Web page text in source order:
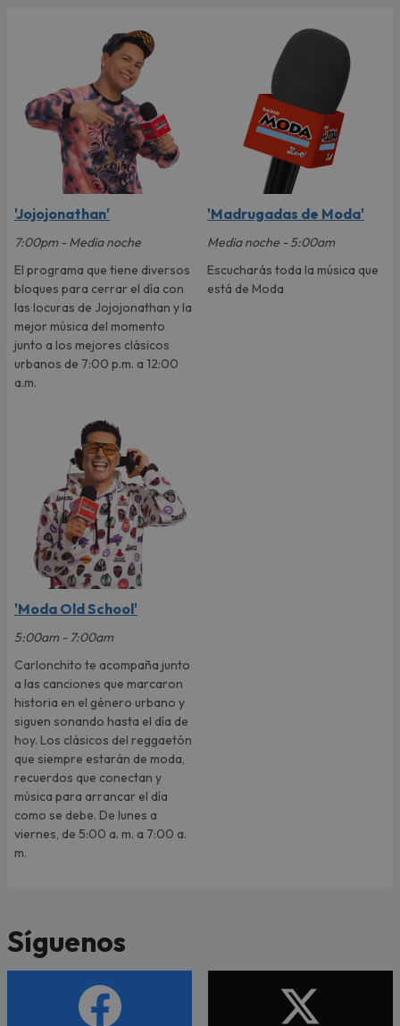
'Jojojonathan'
7:00pm - Media noche
El programa que tiene diversos
bloques para cerrar el día con
las locuras de Jojojonathan y la
mejor música del momento
junto a los mejores clásicos
urbanos de 7:00 p.m. a 12:00
a.m.
'Madrugadas de Moda'
Media noche - 5:00am
Escucharás toda la música que
está de Moda
'Moda Old School'
5:00am - 7:00am
Carlonchito te acompaña junto
a las canciones que marcaron
historia en el género urbano y
siguen sonando hasta el día de
hoy. Los clásicos del reggaetón
que siempre estarán de moda,
recuerdos que conectan y
música para arrancar el día
como se debe. De lunes a
viernes, de 5:00 a. m. a 7:00 a.
m.
Síguenos